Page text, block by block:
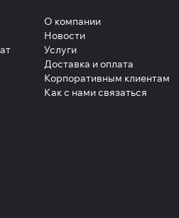
О компании
Новости
Услуги
Доставка и оплата
Корпоративным клиентам
Как с нами связаться